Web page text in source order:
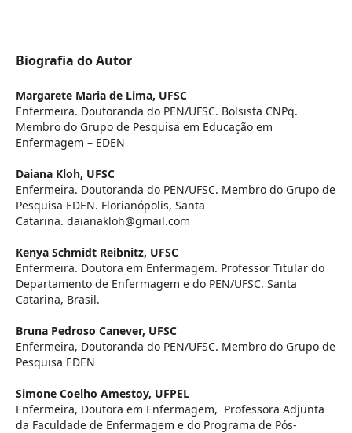
Biografia do Autor
Margarete Maria de Lima, UFSC
Enfermeira. Doutoranda do PEN/UFSC. Bolsista CNPq.
Membro do Grupo de Pesquisa em Educação em
Enfermagem – EDEN
Daiana Kloh, UFSC
Enfermeira. Doutoranda do PEN/UFSC. Membro do Grupo de
Pesquisa EDEN. Florianópolis, Santa
Catarina. daianakloh@gmail.com
Kenya Schmidt Reibnitz, UFSC
Enfermeira. Doutora em Enfermagem. Professor Titular do
Departamento de Enfermagem e do PEN/UFSC. Santa
Catarina, Brasil.
Bruna Pedroso Canever, UFSC
Enfermeira, Doutoranda do PEN/UFSC. Membro do Grupo de
Pesquisa EDEN
Simone Coelho Amestoy, UFPEL
Enfermeira, Doutora em Enfermagem, Professora Adjunta
da Faculdade de Enfermagem e do Programa de Pós-